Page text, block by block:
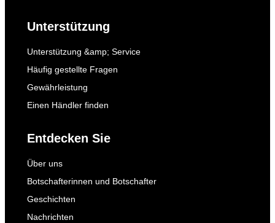
Unterstützung
Unterstützung &amp; Service
Häufig gestellte Fragen
Gewährleistung
Einen Händler finden
Entdecken Sie
Über uns
Botschafterinnen und Botschafter
Geschichten
Nachrichten